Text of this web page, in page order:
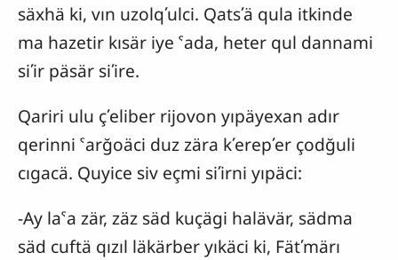
säxhä ki, vın uzolqʹulci. Qatsʹä qula itkinde
ma hazetir kısär iye ˁada, heter qul dannami
siʹir päsär siʹire.
Qariri ulu çʹeliber rijovon yıpäyexan adır
qerinni ˁarğoäci duz zära kʹerepʹer çodğuli
cıgacä. Quyice siv eçmi siʹirni yıpäci:
-Ay laˁa zär, zäz säd kuçägi halävär, sädma
säd cuftä qızıl läkärber yıkäci ki, Fätʹmärı